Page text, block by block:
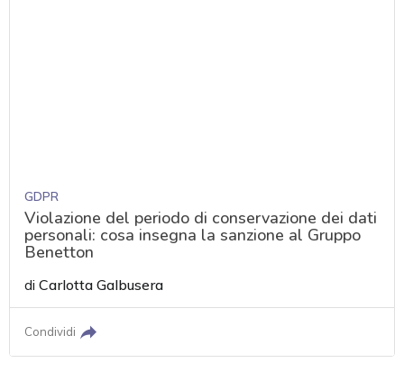
GDPR
Violazione del periodo di conservazione dei dati
personali: cosa insegna la sanzione al Gruppo
Benetton
diCarlotta Galbusera
Condividi